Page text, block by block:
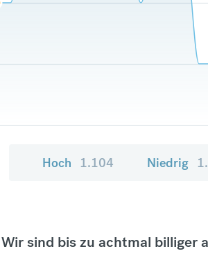
Hoch 1.104 Niedrig
Wir sind bis zu achtmal billiger